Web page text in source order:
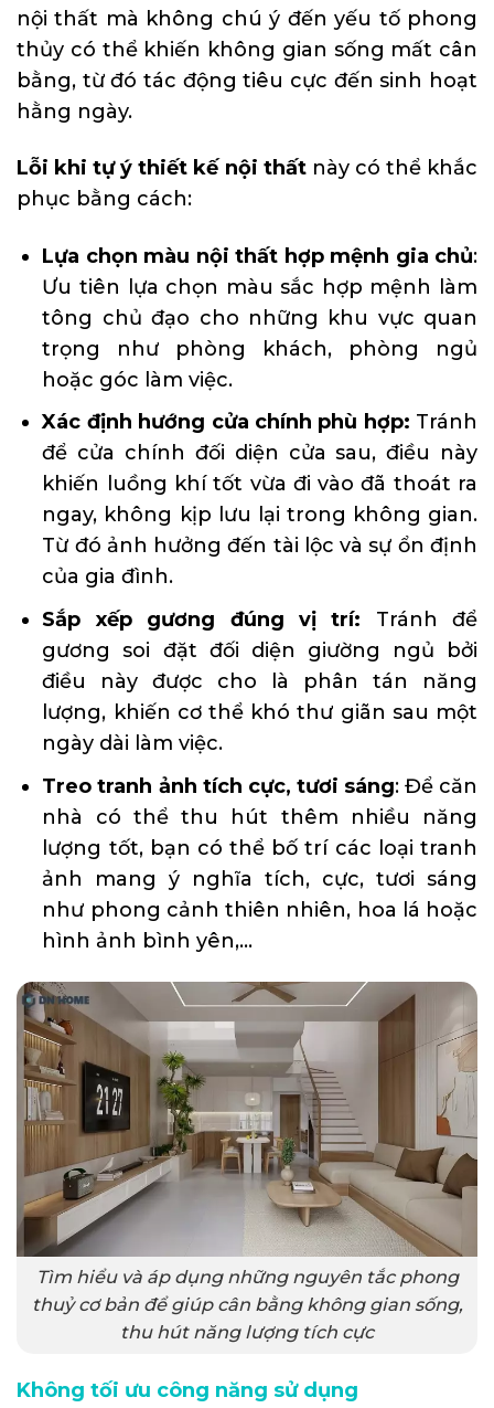
nội thất mà không chú ý đến yếu tố phong
thủy có thể khiến không gian sống mất cân
bằng, từ đó tác động tiêu cực đến sinh hoạt
hằng ngày.
Lỗi khi tự ý thiết kế nội thấtnày có thể khắc
phục bằng cách:
Lựa chọn màu nội thất hợp mệnh gia chủ:
Ưu tiên lựa chọn màu sắc hợp mệnh làm
tông chủ đạo cho những khu vực quan
trọng như phòng khách, phòng ngủ
hoặc góc làm việc.
Xác định hướng cửa chính phù hợp: Tránh
để cửa chính đối diện cửa sau, điều này
khiến luồng khí tốt vừa đi vào đã thoát ra
ngay, không kịp lưu lại trong không gian.
Từ đó ảnh hưởng đến tài lộc và sự ổn định
của gia đình.
Sắp xếp gương đúng vị trí: Tránh để
gương soi đặt đối diện giường ngủ bởi
điều này được cho là phân tán năng
lượng, khiến cơ thể khó thư giãn sau một
ngày dài làm việc.
Treo tranh ảnh tích cực, tươi sáng: Để căn
nhà có thể thu hút thêm nhiều năng
lượng tốt, bạn có thể bố trí các loại tranh
ảnh mang ý nghĩa tích, cực, tươi sáng
như phong cảnh thiên nhiên, hoa lá hoặc
hình ảnh bình yên,…
Tìm hiểu và áp dụng những nguyên tắc phong
thuỷ cơ bản để giúp cân bằng không gian sống,
thu hút năng lượng tích cực
Không tối ưu công năng sử dụng